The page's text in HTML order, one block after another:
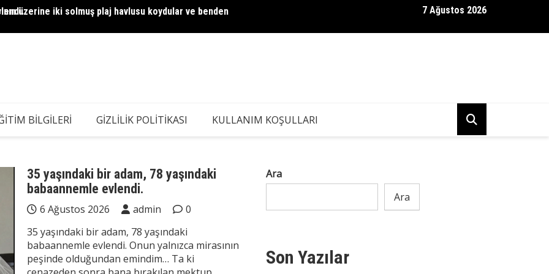
üzerine iki solmuş plaj havlusu koydular ve benden
Dul Babam Kendisinden 36 Yaş Küçük Bir Kadınla Evlendi —
7 Ağustos 2026
BILGILERI GIZLILIK POLITIKASI KULLANIM KOŞULLARI
35 yaşındaki bir adam, 78 yaşındaki
babaannemle evlendi.
6 Ağustos 2026 admin
0
35 yaşındaki bir adam, 78 yaşındaki
babaannemle evlendi. Onun yalnızca mirasının
peşinde olduğundan emindim… Ta ki
Ara
Ara
Son Yazılar